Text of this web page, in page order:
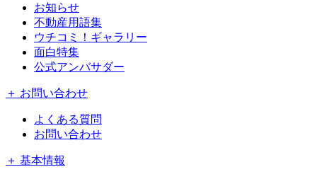
お知らせ
不動産用語集
ウチコミ！ギャラリー
面白特集
公式アンバサダー
＋ お問い合わせ
よくある質問
お問い合わせ
＋ 基本情報